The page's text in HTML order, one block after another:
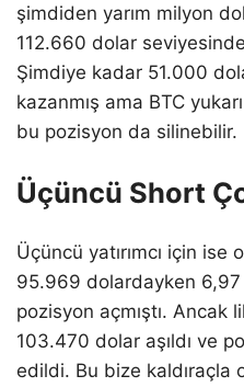
şimdiden yarım milyon
112.660 dolar
Şimdiye kadar 51.000
kazanmış ama BTC
bu pozisyon da silinebilir.
Üçüncü Short
Üçüncü yatırımcı için
95.969 dolardayken 6,97
pozisyon açmıştı. Ancak
103.470 dolar aşıldı ve
edildi. Bu bize kaldıraçla